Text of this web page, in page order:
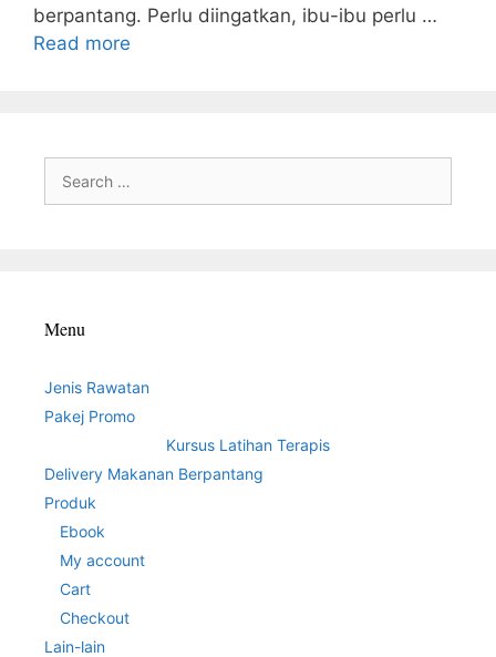
berpantang. Perlu diingatkan, ibu-ibu perlu …
Read more
for:
Menu
Jenis Rawatan
Pakej Promo
Kursus Latihan Terapis
Delivery Makanan Berpantang
Produk
Ebook
My account
Cart
Checkout
Lain-lain